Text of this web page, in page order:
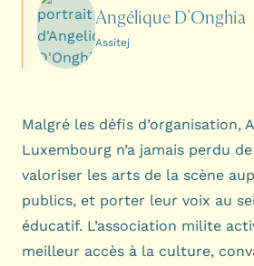
Angélique D'Onghia
Assitej
Malgré les défis d’organisation,
Luxembourg n’a jamais perdu
valoriser les arts de la scène
publics, et porter leur voix au
éducatif. L’association milite
meilleur accès à la culture,